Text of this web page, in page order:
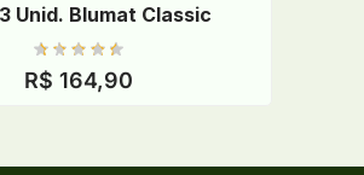
Unid. Blumat Classic
R$ 164,90